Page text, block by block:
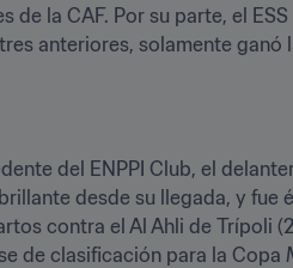
de la CAF. Por su parte, el
anteriores, solamente
del ENPPI Club, el
desde su llegada, y fue
contra el Al Ahli de Trípoli
de clasificación para la Copa